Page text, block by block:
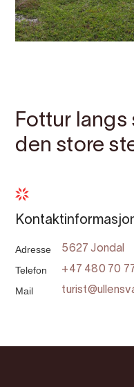
Fottur langs
den store
Adresse 5627 Jondal
Telefon +47 480 70
Mail